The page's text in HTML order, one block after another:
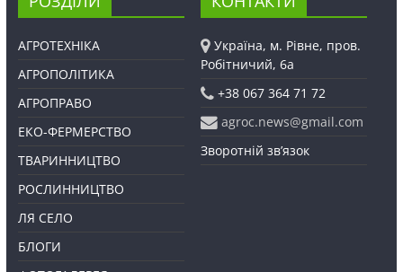
АГРОТЕХНІКА
АГРОПОЛІТИКА
АГРОПРАВО
ЕКО-ФЕРМЕРСТВО
ТВАРИННИЦТВО
РОСЛИННИЦТВО
ЛЯ СЕЛО
БЛОГИ
Україна, м. Рівне, пров.
Робітничий, 6а
+38 067 364 71 72
agroc.news@gmail.com
Зворотній зв’язок